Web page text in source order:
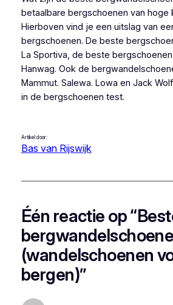
betaalbare bergschoenen van hoge
Hierboven vind je een uitslag van
bergschoenen. De beste
La Sportiva, de beste
Hanwag. Ook de
Mammut. Salewa. Lowa en Jack
in de bergschoenen test.
Artikel door:
Bas van Rijswijk
Één reactie op
(wandelschoenen
bergen)”